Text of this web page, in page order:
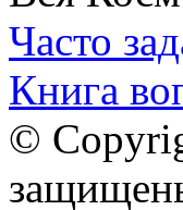
Часто
Книга
©